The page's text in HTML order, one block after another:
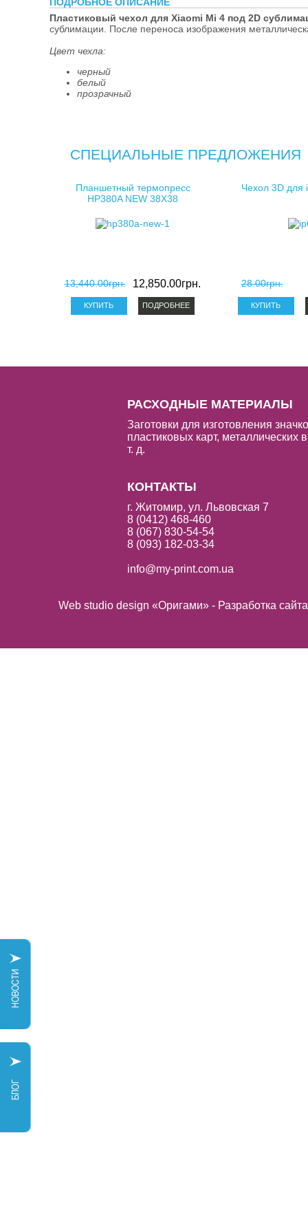
косметички
клатчи для
Пластиковый чехол для Xiaomi Mi 4 под 2D
сублимации. После переноса изображения
Цвет чехла:
черный
белый
прозрачный
СПЕЦИАЛЬНЫЕ ПРЕДЛОЖЕНИЯ
Планшетный термопресс
HP380A NEW 38X38
13,440.00грн. 12,850.00грн.
ПОДРОБНЕЕ
Чехол 3D для
28.00грн.
РАСХОДНЫЕ МАТЕРИАЛЫ
Заготовки для изготовления
пластиковых карт, металлических
т. д.
КОНТАКТЫ
г. Житомир, ул. Львовская 7
8 (0412) 468-460
8 (067) 830-54-54
8 (093) 182-03-34
info@my-print.com.ua
Web studio design «Оригами» - Разработка